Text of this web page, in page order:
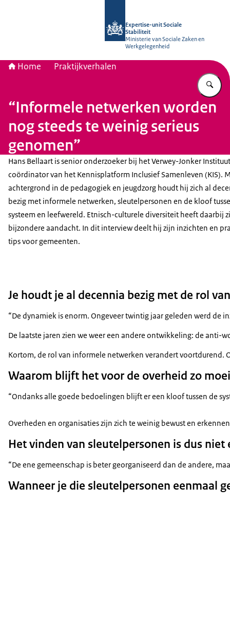
Expertise-unit Sociale
Stabiliteit
Ministerie van Sociale Zaken en
Werkgelegenheid
Home Praktijkverhalen
“Informele netwerken worden
nog steeds te weinig serieus
genomen”
Hans Bellaart is senior onderzoeker bij het Verwey-Jonker
coördinator van het Kennisplatform Inclusief Samenleven (KIS).
achtergrond in de pedagogiek en jeugdzorg houdt hij zich al
bezig met informele netwerken, sleutelpersonen en de kloof
systeem en leefwereld. Etnisch-culturele diversiteit heeft daarbij
bijzondere aandacht. In dit interview deelt hij zijn inzichten en
tips voor gemeenten.
Je houdt je al decennia bezig met de rol
“De dynamiek is enorm. Ongeveer twintig jaar geleden werd
De laatste jaren zien we weer een andere ontwikkeling: de
Kortom, de rol van informele netwerken verandert voortdurend.
Waarom blijft het voor de overheid zo
“Ondanks alle goede bedoelingen blijft er een kloof tussen de
Overheden en organisaties zijn zich te weinig bewust en
Het vinden van sleutelpersonen is dus niet
“De ene gemeenschap is beter georganiseerd dan de andere,
Wanneer je die sleutelpersonen eenmaal